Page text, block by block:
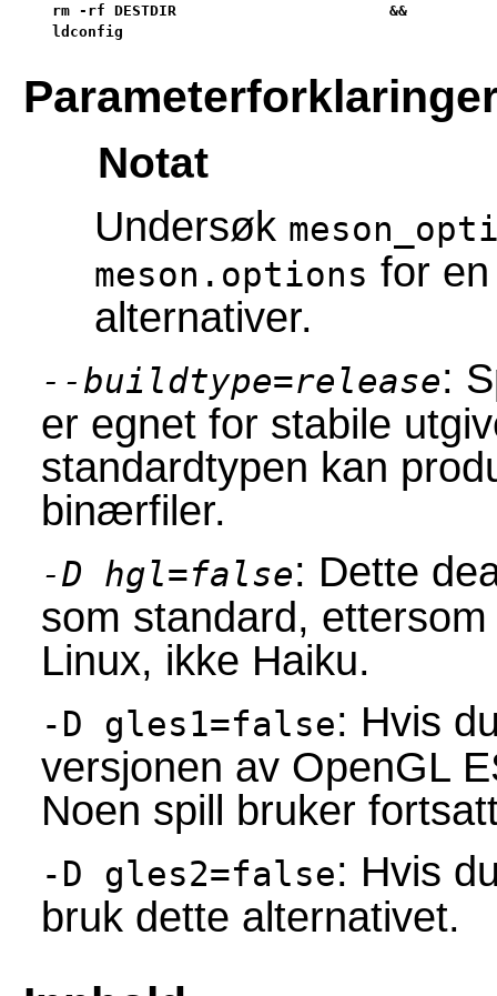
rm -rf DESTDIR                        &&
ldconfig
Notat
Undersøk
meson.options for
alternativer.
--buildtype=release:
er egnet for stabile
standardtypen kan
binærfiler.
-D hgl=false: Dette
som standard,
Linux, ikke Haiku.
-D gles1=false: Hvis
versjonen av OpenGL
Noen spill bruker
-D gles2=false: Hvis
bruk dette alternativet.